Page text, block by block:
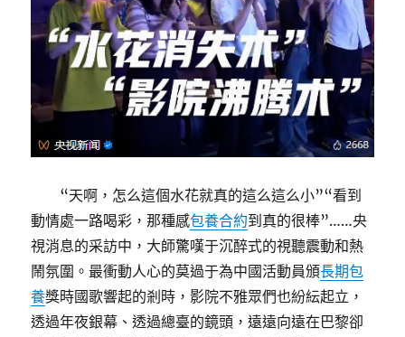
“天啊，怎么這個水花就真的這么這么小”“看到
動情處一路喝彩，那種感包養合約到真的很棒”……央
視消息的采訪中，大師驚嘆于沉醉式的視聽震動和熱
鬧氛圍。最衝動人心的莫過于為中國活動員頒長期包
養獎時國歌響起的剎時，影院不雅眾們也紛紜起立，
透過年夜銀幕、透過總臺的鏡頭，遠遠向遠在巴黎卻